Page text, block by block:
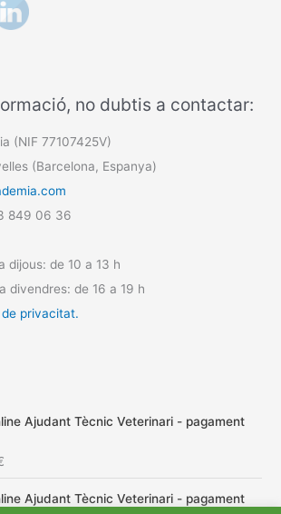
no dubtis a contactar:
(NIF 77107425V)
(Barcelona, Espanya)
849 06 36
dijous: de 10 a 13 h
divendres: de 16 a 19 h
privacitat.
Ajudant Tècnic Veterinari - pagament
Ajudant Tècnic Veterinari - pagament